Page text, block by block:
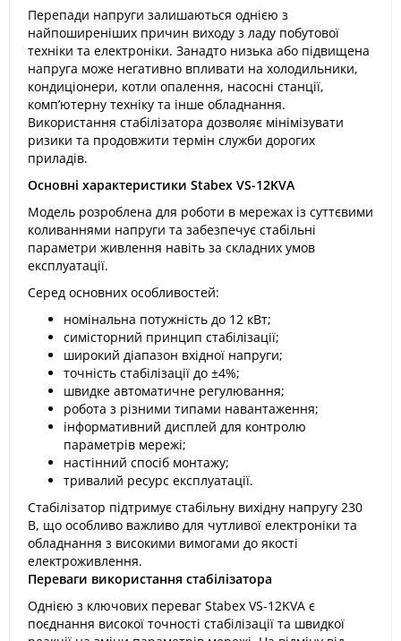
Перепади напруги залишаються однією з
найпоширеніших причин виходу з ладу побутової
техніки та електроніки. Занадто низька або підвищена
напруга може негативно впливати на холодильники,
кондиціонери, котли опалення, насосні станції,
комп’ютерну техніку та інше обладнання.
Використання стабілізатора дозволяє мінімізувати
ризики та продовжити термін служби дорогих
приладів.
Основні характеристики Stabex VS-12KVA
Модель розроблена для роботи в мережах із суттєвими
коливаннями напруги та забезпечує стабільні
параметри живлення навіть за складних умов
експлуатації.
Серед основних особливостей:
номінальна потужність до 12 кВт;
симісторний принцип стабілізації;
широкий діапазон вхідної напруги;
точність стабілізації до ±4%;
швидке автоматичне регулювання;
робота з різними типами навантаження;
інформативний дисплей для контролю
параметрів мережі;
настінний спосіб монтажу;
тривалий ресурс експлуатації.
Стабілізатор підтримує стабільну вихідну напругу 230
В, що особливо важливо для чутливої електроніки та
обладнання з високими вимогами до якості
електроживлення.
Переваги використання стабілізатора
Однією з ключових переваг Stabex VS-12KVA є
поєднання високої точності стабілізації та швидкої